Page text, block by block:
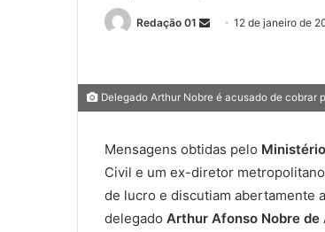
Redação 01
Send12 de janeiro de
Delegado Arthur Nobre é acusado de
Mensagens obtidas pelo
Civil e um ex-diretor
de lucro e discutiam abertamente
delegado Arthur Afonso Nobre de